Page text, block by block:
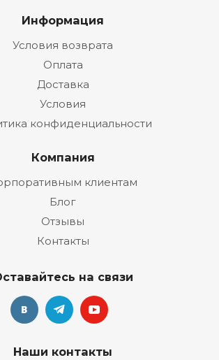
Информация
Условия возврата
Оплата
Доставка
Условия
конфиденциальности
Компания
клиентам
Блог
Отзывы
Контакты
на связи
Наши контакты